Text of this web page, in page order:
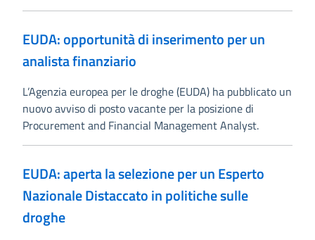
EUDA: opportunità di inserimento per un
analista finanziario
L’Agenzia europea per le droghe (EUDA) ha pubblicato un
nuovo avviso di posto vacante per la posizione di
Procurement and Financial Management Analyst.
EUDA: aperta la selezione per un Esperto
Nazionale Distaccato in politiche sulle
droghe